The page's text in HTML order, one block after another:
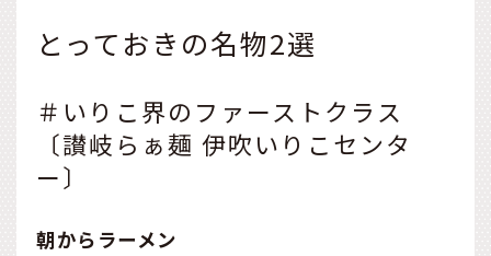
とっておきの名物2選
＃いりこ界のファーストクラス
〔讃岐らぁ麺 伊吹いりこセンタ
ー〕
朝からラーメン